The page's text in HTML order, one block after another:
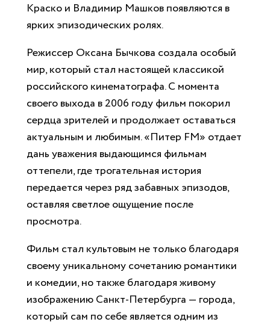
Краско и Владимир Машков появляются в
ярких эпизодических ролях.
Режиссер Оксана Бычкова создала особый
мир, который стал настоящей классикой
российского кинематографа. С момента
своего выхода в 2006 году фильм покорил
сердца зрителей и продолжает оставаться
актуальным и любимым. «Питер FM» отдает
дань уважения выдающимся фильмам
оттепели, где трогательная история
передается через ряд забавных эпизодов,
оставляя светлое ощущение после
просмотра.
Фильм стал культовым не только благодаря
своему уникальному сочетанию романтики
и комедии, но также благодаря живому
изображению Санкт-Петербурга — города,
который сам по себе является одним из